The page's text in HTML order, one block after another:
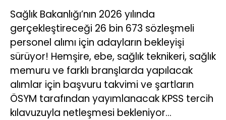
Sağlık Bakanlığı’nın 2026 yılında
gerçekleştireceği 26 bin 673 sözleşmeli
personel alımı için adayların bekleyişi
sürüyor! Hemşire, ebe, sağlık teknikeri, sağlık
memuru ve farklı branşlarda yapılacak
alımlar için başvuru takvimi ve şartların
ÖSYM tarafından yayımlanacak KPSS tercih
kılavuzuyla netleşmesi bekleniyor…